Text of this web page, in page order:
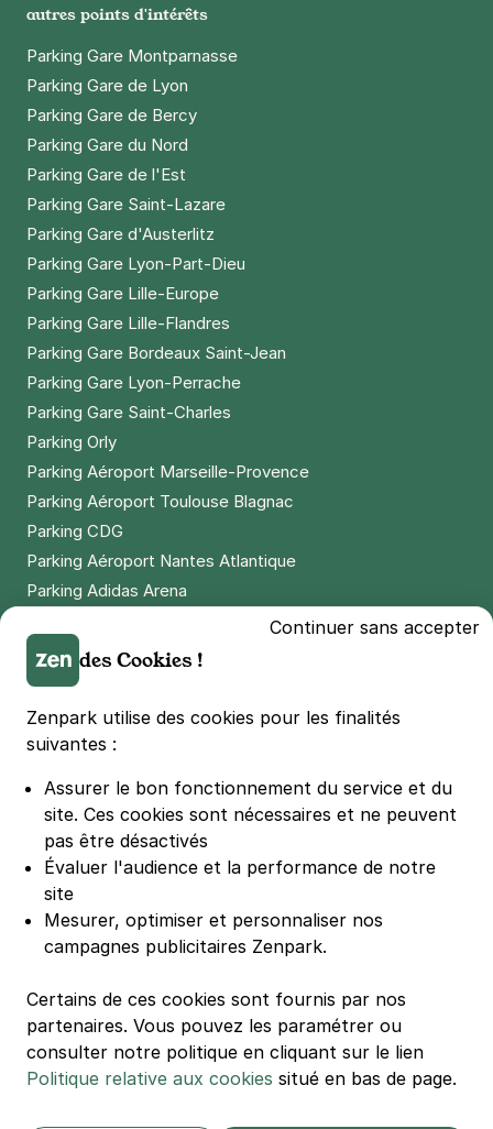
autres points d'intérêts
Parking Gare Montparnasse
Parking Gare de Lyon
Parking Gare de Bercy
Parking Gare du Nord
Parking Gare de l'Est
Parking Gare Saint-Lazare
Parking Gare d'Austerlitz
Parking Gare Lyon-Part-Dieu
Parking Gare Lille-Europe
Parking Gare Lille-Flandres
Parking Gare Bordeaux Saint-Jean
Parking Gare Lyon-Perrache
Parking Gare Saint-Charles
Parking Orly
Parking Aéroport Marseille-Provence
Parking Aéroport Toulouse Blagnac
Parking CDG
Parking Aéroport Nantes Atlantique
Parking Adidas Arena
Parking LDLC Arena
Parking Stade Pierre Mauroy
Parking Groupama Stadium
Parking Vélodrome
Parking Bercy
Parking La Défense Arena
Parking Les 4 temps
Parking Nation
Parking Porte de Versailles
Parking Lille Grand Palais
Parking Casino Barrière Lille
🌍 Passer de 130 à 110 km/h sur autoroute réduit votre
Continuer sans accepter
des Cookies !
Zenpark utilise des cookies pour les finalités
suivantes :
Assurer le bon fonctionnement du service et du
site. Ces cookies sont nécessaires et ne peuvent
pas être désactivés
Évaluer l'audience et la performance de notre
site
Mesurer, optimiser et personnaliser nos
campagnes publicitaires Zenpark.
Certains de ces cookies sont fournis par nos
partenaires. Vous pouvez les paramétrer ou
consulter notre politique en cliquant sur le lien
Politique relative aux cookies situé en bas de page.